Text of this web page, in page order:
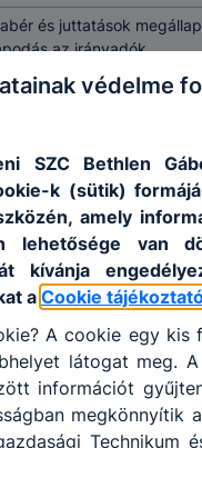
és juttatások
az irányadók
szintű vagy
anyag elbírálását
székhelyén. Az
legkorábban 2026.
30.
úton a
Gábor
a borítékon feltüntetni a
angol nyelv szakos
védelme
SZC Bethlen
k (sütik)
amely
lehetősége van
kívánja
a Cookie
A cookie egy kis
látogat meg.
információt
megkönnyítik
Technikum
információ gyűjtése